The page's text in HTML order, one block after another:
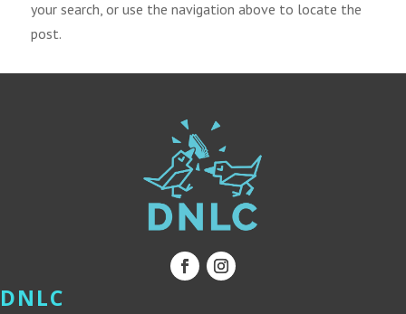
your search, or use the navigation above to locate the
post.
DNLC